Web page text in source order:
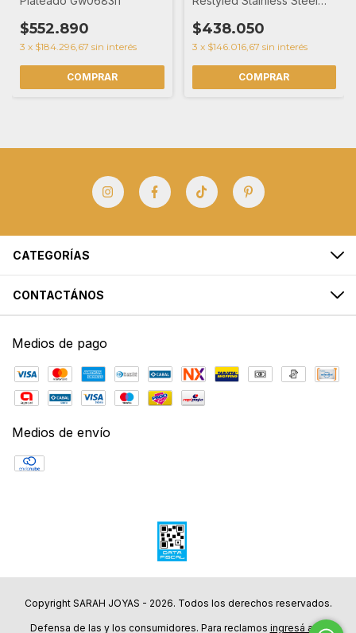
$552.890
3 x $184.296,67 sin interés
$438.050
3 x $146.016,67 sin interés
CATEGORÍAS
CONTACTÁNOS
Medios de pago
Medios de envío
Copyright SARAH JOYAS - 2026. Todos los derechos reservados.
Defensa de las y los consumidores. Para reclamos ingresá acá.